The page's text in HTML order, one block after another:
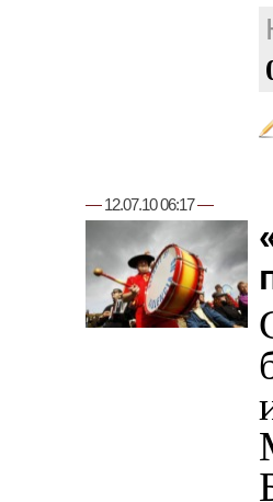
—12.07.10 06:17—